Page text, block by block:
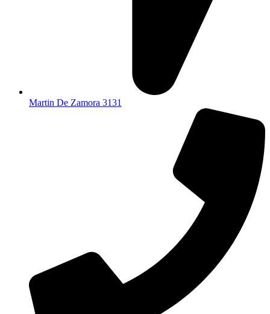
Martin De Zamora 3131